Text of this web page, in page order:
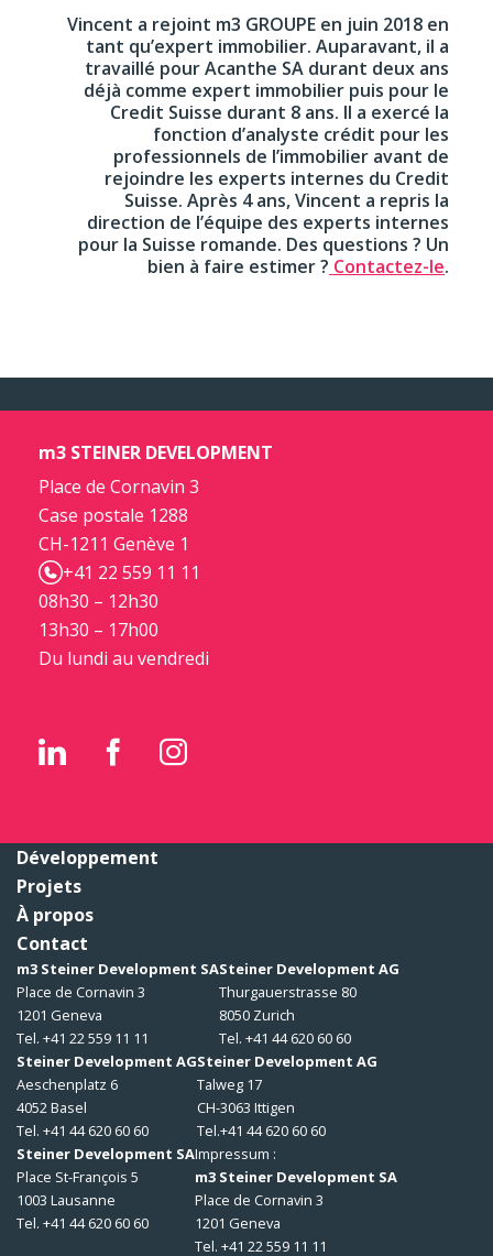
Vincent a rejoint m3 GROUPE en juin 2018 en
tant qu’expert immobilier. Auparavant, il a
travaillé pour Acanthe SA durant deux ans
déjà comme expert immobilier puis pour le
Credit Suisse durant 8 ans. Il a exercé la
fonction d’analyste crédit pour les
professionnels de l’immobilier avant de
rejoindre les experts internes du Credit
Suisse. Après 4 ans, Vincent a repris la
direction de l’équipe des experts internes
pour la Suisse romande. Des questions ? Un
bien à faire estimer ? Contactez-le.
m3 STEINER DEVELOPMENT
Place de Cornavin 3
Case postale 1288
CH-1211 Genève 1
+41 22 559 11 11
08h30 – 12h30
13h30 – 17h00
Du lundi au vendredi
Développement
Projets
À propos
Contact
m3 Steiner Development SA
Place de Cornavin 3
1201 Geneva
Tel. +41 22 559 11 11
Steiner Development AG
Thurgauerstrasse 80
8050 Zurich
Tel. +41 44 620 60 60
Steiner Development AG
Aeschenplatz 6
4052 Basel
Tel. +41 44 620 60 60
Steiner Development AG
Talweg 17
CH-3063 Ittigen
Tel.+41 44 620 60 60
Steiner Development SA
Place St-François 5
1003 Lausanne
Tel. +41 44 620 60 60
Impressum :
m3 Steiner Development SA
Place de Cornavin 3
1201 Geneva
Tel. +41 22 559 11 11